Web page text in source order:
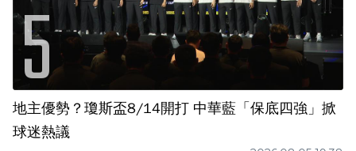
地主優勢？瓊斯盃8/14開打 中華藍「保底四強」掀
球迷熱議